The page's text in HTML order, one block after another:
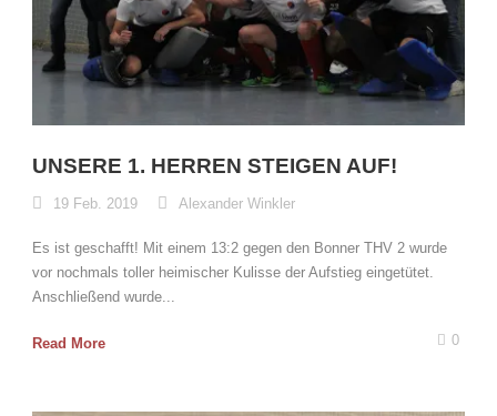
UNSERE 1. HERREN STEIGEN AUF!
19 Feb. 2019 Alexander Winkler
Es ist geschafft! Mit einem 13:2 gegen den Bonner THV 2 wurde
vor nochmals toller heimischer Kulisse der Aufstieg eingetütet.
Anschließend wurde...
Read More 0